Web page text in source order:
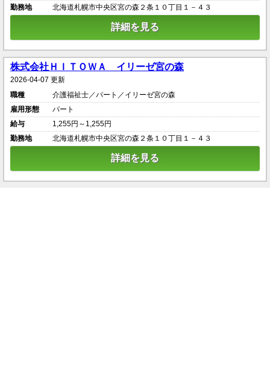
勤務地
北海道札幌市中央区宮の森２条１０丁目１－４３
詳細を見る
株式会社ＨＩＴＯＷＡ イリーゼ宮の森
2026-04-07 更新
職種
介護福祉士／パート／イリーゼ宮の森
雇用形態
パート
給与
1,255円～1,255円
勤務地
北海道札幌市中央区宮の森２条１０丁目１－４３
詳細を見る